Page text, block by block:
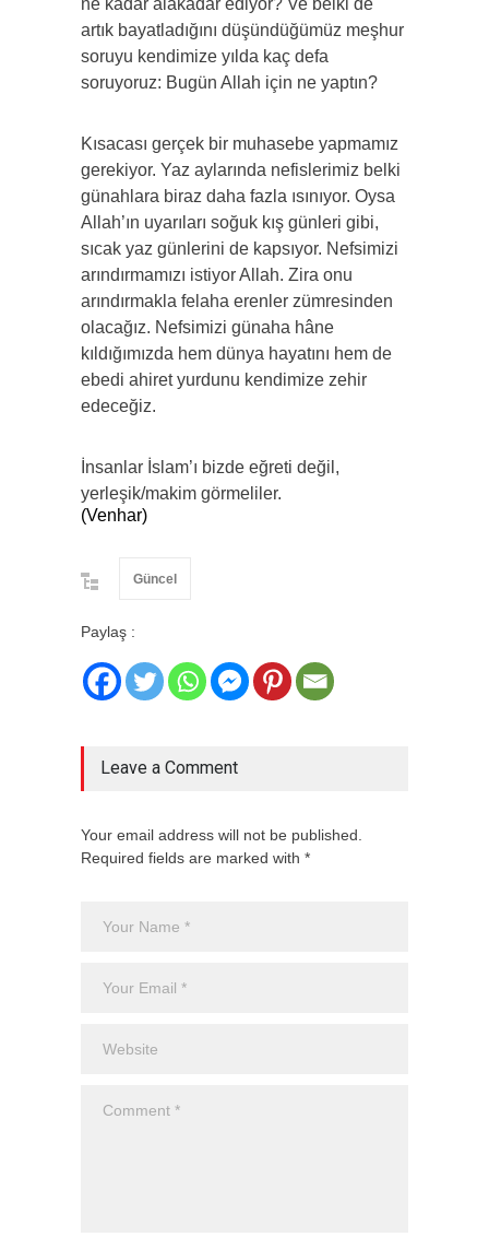
ne kadar alakadar ediyor? Ve belki de
artık bayatladığını düşündüğümüz meşhur
soruyu kendimize yılda kaç defa
soruyoruz: Bugün Allah için ne yaptın?
Kısacası gerçek bir muhasebe yapmamız
gerekiyor. Yaz aylarında nefislerimiz belki
günahlara biraz daha fazla ısınıyor. Oysa
Allah’ın uyarıları soğuk kış günleri gibi,
sıcak yaz günlerini de kapsıyor. Nefsimizi
arındırmamızı istiyor Allah. Zira onu
arındırmakla felaha erenler zümresinden
olacağız. Nefsimizi günaha hâne
kıldığımızda hem dünya hayatını hem de
ebedi ahiret yurdunu kendimize zehir
edeceğiz.
İnsanlar İslam’ı bizde eğreti değil,
yerleşik/makim görmeliler.
(Venhar)
Güncel
Paylaş :
Leave a Comment
Your email address will not be published.
Required fields are marked with *